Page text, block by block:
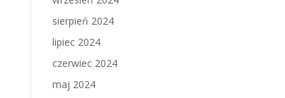
sierpień 2024
lipiec 2024
czerwiec 2024
maj 2024